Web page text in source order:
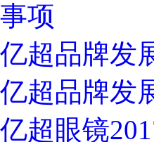
事项
亿超品牌发
亿超品牌发
亿超眼镜